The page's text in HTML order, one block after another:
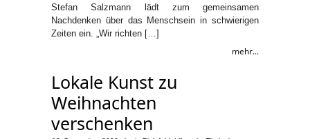
Stefan Salzmann lädt zum gemeinsamen
Nachdenken über das Menschsein in schwierigen
Zeiten ein. „Wir richten […]
mehr...
Lokale Kunst zu
Weihnachten
verschenken